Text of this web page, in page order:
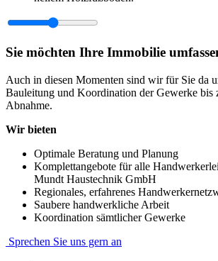
Sie möchten Ihre Immobilie
Auch in diesen Momenten sind wir für Sie da
Bauleitung und Koordination der Gewerke bis
Abnahme.
Wir bieten
Optimale Beratung und Planung
Komplettangebote für alle
Mundt Haustechnik GmbH
Regionales, erfahrenes
Saubere handwerkliche Arbeit
Koordination sämtlicher Gewerke
Sprechen Sie uns gern an